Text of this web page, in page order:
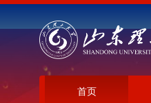
首页